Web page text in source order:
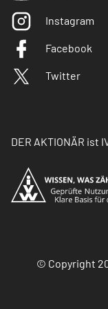
Instagram
Facebook
Twitter
DER AKTIONÄR ist
© Copyright